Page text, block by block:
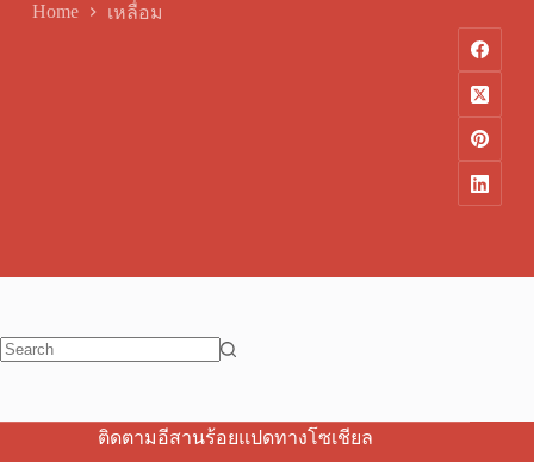
Home เหลื่อม
ติดตามอีสานร้อยแปดทางโซเชียล